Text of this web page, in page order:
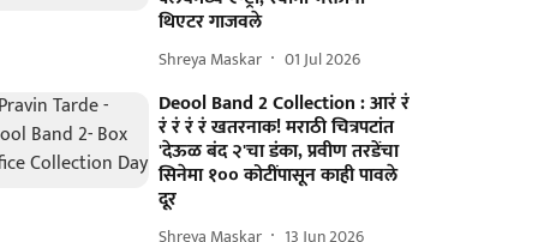
थिएटर गाजवले
Shreya Maskar 01 Jul 2026
Deool Band 2 Collection : आरं रं
रं रं रं रं खतरनाक! मराठी चित्रपटांत
'देऊळ बंद २'चा डंका, प्रवीण तरडेंचा
सिनेमा १०० कोटींपासून काही पावले
दूर
Shreya Maskar 13 Jun 2026